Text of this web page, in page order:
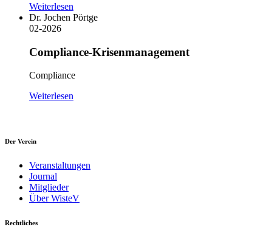
Weiterlesen
Dr. Jochen Pörtge
02-2026
Compliance-Krisenmanagement
Compliance
Weiterlesen
Der Verein
Veranstaltungen
Journal
Mitglieder
Über WisteV
Rechtliches